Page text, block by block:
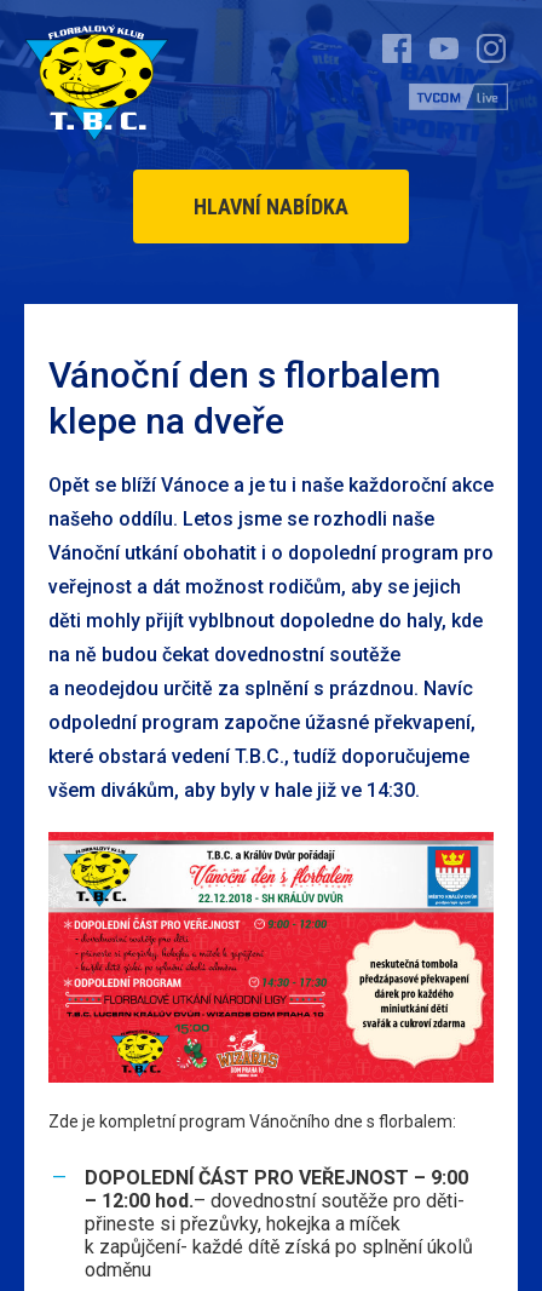
HLAVNÍ NABÍDKA
Vánoční den s florbalem
klepe na dveře
Opět se blíží Vánoce a je tu i naše každoroční akce
našeho oddílu. Letos jsme se rozhodli naše
Vánoční utkání obohatit i o dopolední program pro
veřejnost a dát možnost rodičům, aby se jejich
děti mohly přijít vyblbnout dopoledne do haly, kde
na ně budou čekat dovednostní soutěže
a neodejdou určitě za splnění s prázdnou. Navíc
odpolední program započne úžasné překvapení,
které obstará vedení T.B.C., tudíž doporučujeme
všem divákům, aby byly v hale již ve 14:30.
Zde je kompletní program Vánočního dne s florbalem:
DOPOLEDNÍ ČÁST PRO VEŘEJNOST – 9:00
– 12:00 hod.– dovednostní soutěže pro děti-
přineste si přezůvky, hokejka a míček
k zapůjčení- každé dítě získá po splnění úkolů
odměnu